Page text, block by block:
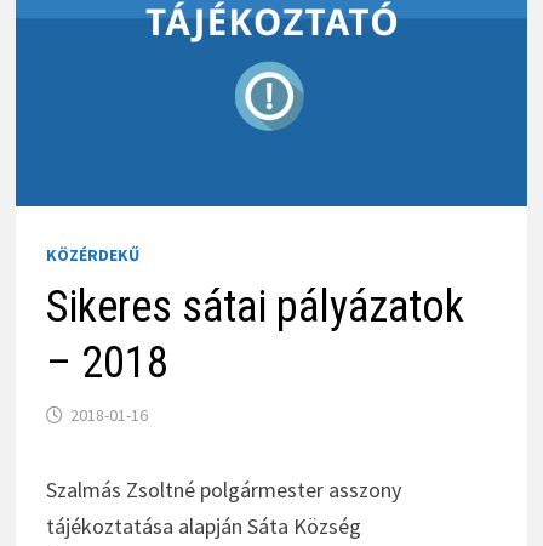
KÖZÉRDEKŰ
Sikeres sátai pályázatok
– 2018
2018-01-16
Szalmás Zsoltné polgármester asszony
tájékoztatása alapján Sáta Község